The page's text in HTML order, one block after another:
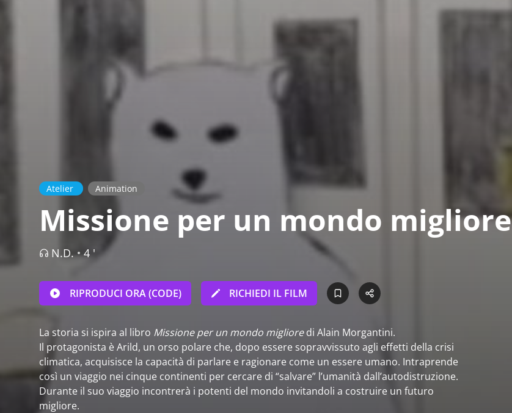
Atelier Animation
Missione per un mondo migliore
N.D. 4 '
RIPRODUCI ORA (CODE) RICHIEDI IL FILM
La storia si ispira al libro Missione per un mondo miglioredi Alain Morgantini.
Il protagonista è Arild, un orso polare che, dopo essere sopravvissuto agli effetti della crisi
climatica, acquisisce la capacità di parlare e ragionare come un essere umano. Intraprende
così un viaggio nei cinque continenti per cercare di “salvare” l’umanità dall’autodistruzione.
Durante il suo viaggio incontrerà i potenti del mondo invitandoli a costruire un futuro
migliore.